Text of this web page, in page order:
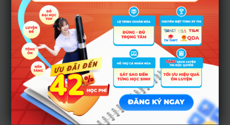
ĐH Duy
Tân…
Việc TSA được
công nhận rộng rãi
giúp thí sinh có
nhiều phương án
dự phòngnếu
không xét tuyển
bằng điểm thi tốt
nghiệp THPT.